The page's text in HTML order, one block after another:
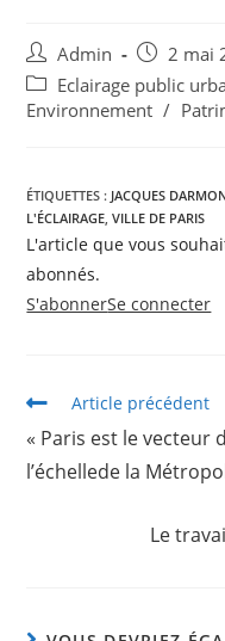
Admin
2 mai
Eclairage public
Environnement /
ÉTIQUETTES : JACQUES
L'ÉCLAIRAGE, VILLE DE PARIS
L'article que vous
abonnés.
S'abonnerSe connecter
Article précédent
« Paris est le vecteur
l’échellede la
Le